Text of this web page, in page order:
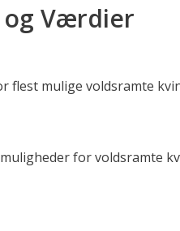
og Værdier
flest mulige voldsramte
for voldsramte